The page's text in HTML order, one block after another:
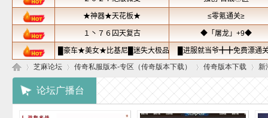
芝麻论坛 传奇私服版本-专区（传奇版本下载） 传奇版本下载 新
论坛广播台